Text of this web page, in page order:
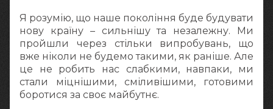
Я розумію, що наше покоління буде будувати
нову країну – сильнішу та незалежну. Ми
пройшли через стільки випробувань, що
вже ніколи не будемо такими, як раніше. Але
це не робить нас слабкими, навпаки, ми
стали міцнішими, сміливішими, готовими
боротися за своє майбутнє.